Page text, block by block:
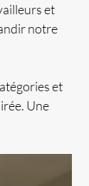
et
notre
et
Une